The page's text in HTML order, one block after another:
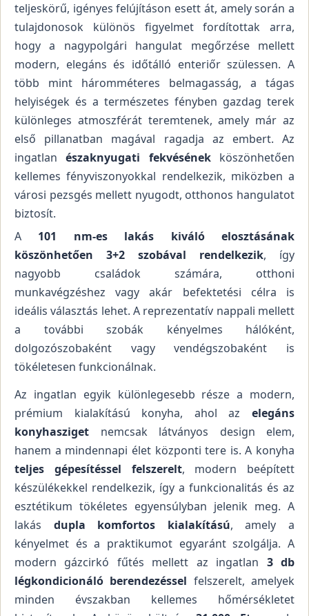
teljeskörű, igényes felújításon esett át, amely során a
tulajdonosok különös figyelmet fordítottak arra,
hogy a nagypolgári hangulat megőrzése mellett
modern, elegáns és időtálló enteriőr szülessen. A
több mint háromméteres belmagasság, a tágas
helyiségek és a természetes fényben gazdag terek
különleges atmoszférát teremtenek, amely már az
első pillanatban magával ragadja az embert. Az
ingatlanészaknyugati fekvésénekköszönhetően
kellemes fényviszonyokkal rendelkezik, miközben a
városi pezsgés mellett nyugodt, otthonos hangulatot
biztosít.
A 101 nm-es lakás kiváló elosztásának
köszönhetően 3+2 szobával rendelkezik, így
nagyobb családok számára, otthoni
munkavégzéshez vagy akár befektetési célra is
ideális választás lehet. A reprezentatív nappali mellett
a további szobák kényelmes hálóként,
dolgozószobaként vagy vendégszobaként is
tökéletesen funkcionálnak.
Az ingatlan egyik különlegesebb része a modern,
prémium kialakítású konyha, ahol az elegáns
konyhasziget nemcsak látványos design elem,
hanem a mindennapi élet központi tere is. A konyha
teljes gépesítéssel felszerelt, modern beépített
készülékekkel rendelkezik, így a funkcionalitás és az
esztétikum tökéletes egyensúlyban jelenik meg. A
lakás dupla komfortos kialakítású, amely a
kényelmet és a praktikumot egyaránt szolgálja. A
modern gázcirkó fűtés mellett az ingatlan 3 db
légkondicionáló berendezéssel felszerelt, amelyek
minden évszakban kellemes hőmérsékletet